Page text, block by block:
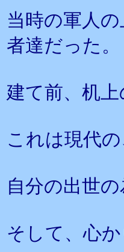
当時の軍人
者達だった。
建て前、机
これは現代
自分の出世
そして、心